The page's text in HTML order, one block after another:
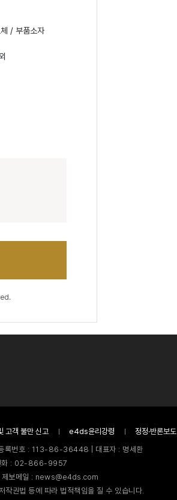
/ 부품소자
고객 불만 신고 e4ds윤리강령 정정·반론보도
록번호 : 113-86-36448 | 대표자 : 명세환
전화 : 02-866-9957
제보메일 : news@e4ds.com
권법 등에 따라 법적책임을 질 수 있습니다.